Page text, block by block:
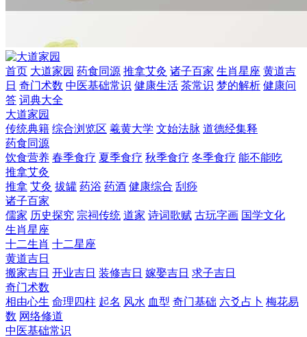
首页 大道家园 药食同源 推拿艾灸 诸子百家 生肖星座 黄道吉
日 奇门术数 中医基础常识 健康生活 茶常识 梦的解析 健康问
答 词典大全
大道家园
传统典籍 综合浏览区 羲黄大学 文始法脉 道德经集释
药食同源
饮食营养 春季食疗 夏季食疗 秋季食疗 冬季食疗 能不能吃
推拿艾灸
推拿 艾灸 拔罐 药浴 药酒 健康综合 刮痧
诸子百家
儒家 历史探究 宗祠传统 道家 诗词歌赋 古玩字画 国学文化
生肖星座
十二生肖 十二星座
黄道吉日
搬家吉日 开业吉日 装修吉日 嫁娶吉日 求子吉日
奇门术数
相由心生 命理四柱 起名 风水 血型 奇门基础 六爻占卜 梅花易
数 网络修道
中医基础常识